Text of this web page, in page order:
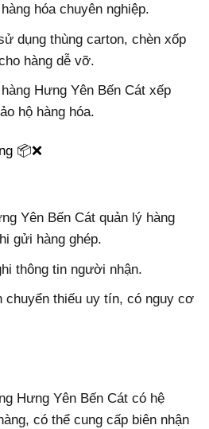
hóa chuyên nghiệp.
dụng thùng carton, chèn xốp
hàng dễ vỡ.
Hưng Yên Bến Cát xếp
hộ hàng hóa.
📦❌
Yên Bến Cát quản lý hàng
gửi hàng ghép.
thông tin người nhận.
chuyển thiếu uy tín, có nguy cơ
Hưng Yên Bến Cát có hệ
có thể cung cấp biên nhận